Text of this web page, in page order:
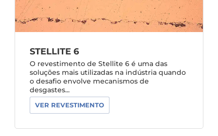
STELLITE 6
O revestimento de Stellite 6 é uma das
soluções mais utilizadas na indústria quando
o desafio envolve mecanismos de
desgastes...
VER REVESTIMENTO